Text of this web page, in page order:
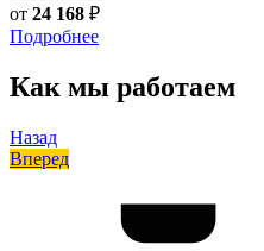
от 24 168 ₽
Подробнее
Как мы работаем
Назад
Вперед